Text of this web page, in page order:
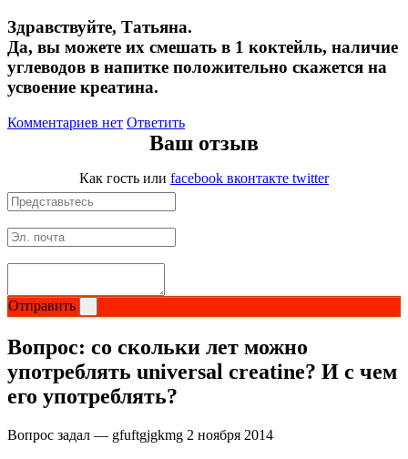
Здравствуйте, Татьяна.
Да, вы можете их смешать в 1 коктейль, наличие
углеводов в напитке положительно скажется на
усвоение креатина.
Комментариев нет Ответить
Ваш отзыв
Как гость или facebook вконтакте twitter
Отправить
Вопрос: со скольки лет можно
употреблять universal creatine? И с чем
его употреблять?
Вопрос задал — gfuftgjgkmg 2 ноября 2014